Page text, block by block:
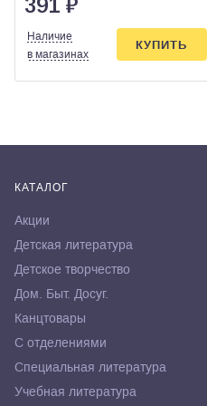
391 ₽
Наличие
в магазинах
КУПИТЬ
КАТАЛОГ
Акции
Детская литература
Детское творчество
Дом. Быт. Досуг.
Канцтовары
С отделениями
Специальная литература
Учебная литература